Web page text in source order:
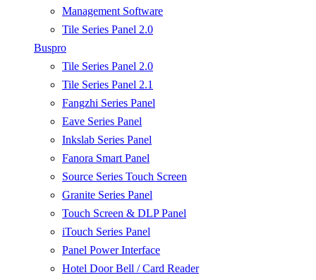
Management Software
Tile Series Panel 2.0
Buspro
Tile Series Panel 2.0
Tile Series Panel 2.1
Fangzhi Series Panel
Eave Series Panel
Inkslab Series Panel
Fanora Smart Panel
Source Series Touch Screen
Granite Series Panel
Touch Screen & DLP Panel
iTouch Series Panel
Panel Power Interface
Hotel Door Bell / Card Reader